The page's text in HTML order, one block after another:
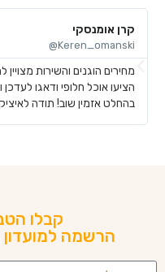
קרן אומנסקי
Keren_omanski@
מחירים הוגנים והשירות
בהחלט אזמין שוב! תודה
קבלו
הרשמה למועדון